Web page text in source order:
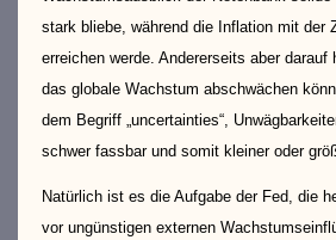
stark bliebe, während die Inflation mit der
erreichen werde. Andererseits aber
das globale Wachstum abschwächen
dem Begriff „uncertainties“,
schwer fassbar und somit kleiner oder
Natürlich ist es die Aufgabe der Fed, die
vor ungünstigen externen